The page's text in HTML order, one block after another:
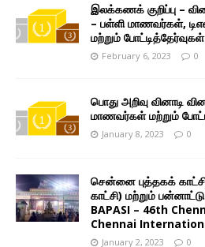
இலக்கணக் குறிப்பு –
– பள்ளி மாணவர்கள்,
மற்றும்
February 6, 2023 0
பொது அறிவு வினாடி
மாணவர்கள் மற்றும்
January 8, 2023 0
சென்னை புத்தகக்
காட்சி) மற்றும்
BAPASI – 46th
Chennai
January 2, 2023 0